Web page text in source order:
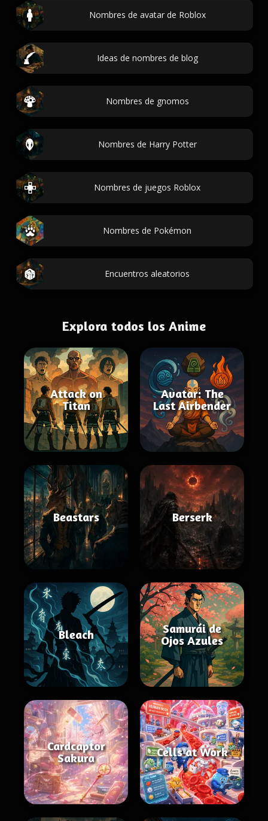
Nombres de avatar de Roblox
Ideas de nombres de blog
Nombres de gnomos
Nombres de Harry Potter
Nombres de juegos Roblox
Nombres de Pokémon
Encuentros aleatorios
Explora todos los Anime
Attack on
Titan
Avatar: The
Last Airbender
Beastars Berserk
Bleach
Samurái de
Ojos Azules
Cardcaptor
Sakura
Cells at Work